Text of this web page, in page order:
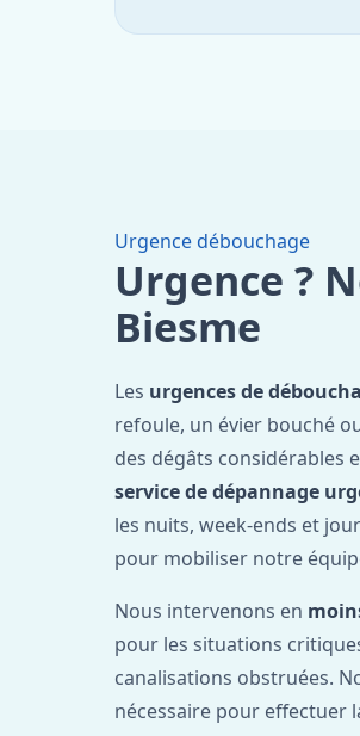
Urgence débouchage
Urgence ?
Biesme
Les urgences de
refoule, un évier bouché
des dégâts considérables
service de dépannage
les nuits, week-ends et
pour mobiliser notre
Nous intervenons en
pour les situations
canalisations obstruées.
nécessaire pour effectuer